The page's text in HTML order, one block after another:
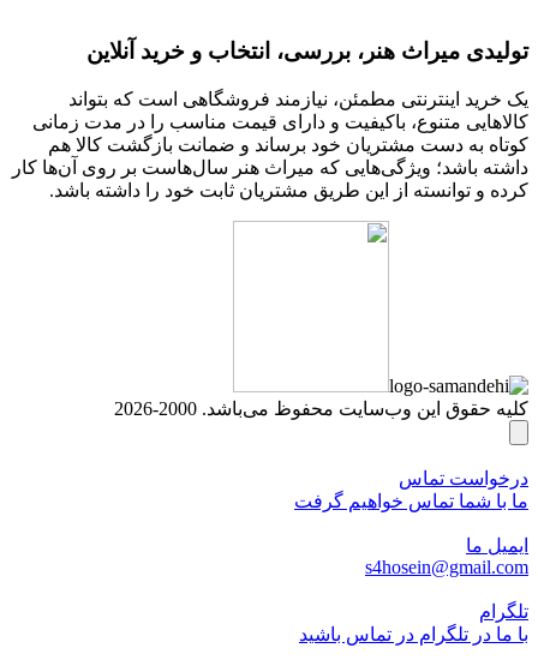
تولیدی میراث هنر، بررسی، انتخاب و خرید آنلاین
یک خرید اینترنتی مطمئن، نیازمند فروشگاهی است که بتواند
کالاهایی متنوع، باکیفیت و دارای قیمت مناسب را در مدت زمانی
کوتاه به دست مشتریان خود برساند و ضمانت بازگشت کالا هم
داشته باشد؛ ویژگی‌هایی که میراث هنر سال‌هاست بر روی آن‌ها کار
کرده و توانسته از این طریق مشتریان ثابت خود را داشته باشد.
کلیه حقوق این وب‌سایت محفوظ می‌باشد. 2000-2026
درخواست تماس
ما با شما تماس خواهیم گرفت
ایمیل ما
s4hosein@gmail.com
تلگرام
با ما در تلگرام در تماس باشید